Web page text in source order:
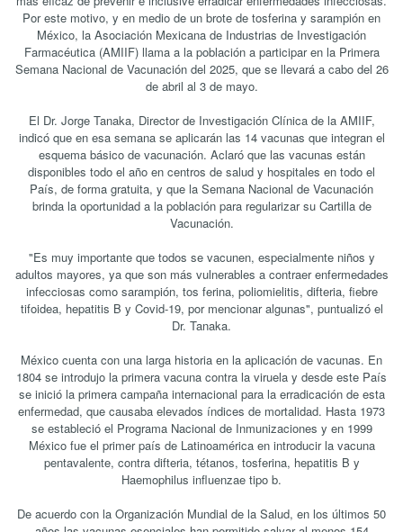
Por este motivo, y en medio de un brote de tosferina y sarampión en
México, la Asociación Mexicana de Industrias de Investigación
Farmacéutica (AMIIF) llama a la población a participar en la Primera
Semana Nacional de Vacunación del 2025, que se llevará a cabo del 26
de abril al 3 de mayo.
El Dr. Jorge Tanaka, Director de Investigación Clínica de la AMIIF,
indicó que en esa semana se aplicarán las 14 vacunas que integran el
esquema básico de vacunación. Aclaró que las vacunas están
disponibles todo el año en centros de salud y hospitales en todo el
País, de forma gratuita, y que la Semana Nacional de Vacunación
brinda la oportunidad a la población para regularizar su Cartilla de
Vacunación.
"Es muy importante que todos se vacunen, especialmente niños y
adultos mayores, ya que son más vulnerables a contraer enfermedades
infecciosas como sarampión, tos ferina, poliomielitis, difteria, fiebre
tifoidea, hepatitis B y Covid-19, por mencionar algunas", puntualizó el
Dr. Tanaka.
México cuenta con una larga historia en la aplicación de vacunas. En
1804 se introdujo la primera vacuna contra la viruela y desde este País
se inició la primera campaña internacional para la erradicación de esta
enfermedad, que causaba elevados índices de mortalidad. Hasta 1973
se estableció el Programa Nacional de Inmunizaciones y en 1999
México fue el primer país de Latinoamérica en introducir la vacuna
pentavalente, contra difteria, tétanos, tosferina, hepatitis B y
Haemophilus influenzae tipo b.
De acuerdo con la Organización Mundial de la Salud, en los últimos 50